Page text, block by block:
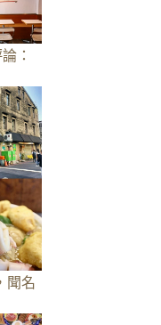
：
聞名